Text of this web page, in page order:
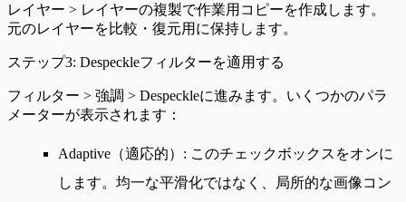
レイヤー > レイヤーの複製で作業用コピーを作成します。
元のレイヤーを比較・復元用に保持します。
ステップ3: Despeckleフィルターを適用する
フィルター > 強調 > Despeckleに進みます。いくつかのパラ
メーターが表示されます：
Adaptive（適応的） : このチェックボックスをオンに
します。均一な平滑化ではなく、局所的な画像コン